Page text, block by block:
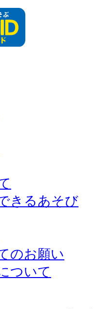
きるあそび
のお願い
ついて